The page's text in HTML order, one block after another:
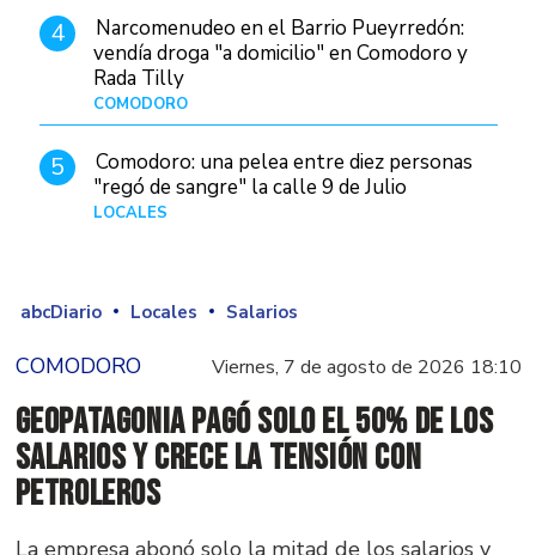
4
Narcomenudeo en el Barrio Pueyrredón:
vendía droga "a domicilio" en Comodoro y
Rada Tilly
COMODORO
5
Comodoro: una pelea entre diez personas
"regó de sangre" la calle 9 de Julio
LOCALES
abcDiario Locales Salarios
COMODORO Viernes, 7 de agosto de 2026 18:10
GeoPatagonia pagó solo el 50% de los
salarios y crece la tensión con
Petroleros
La empresa abonó solo la mitad de los salarios y